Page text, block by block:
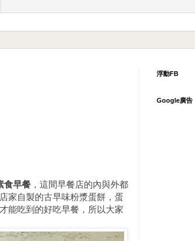
食早餐 ，這間早餐店的內與外都
家自製的古早味粉漿蛋餅，蛋
能吃到的好吃早餐，所以大家
浮動FB
Google廣告